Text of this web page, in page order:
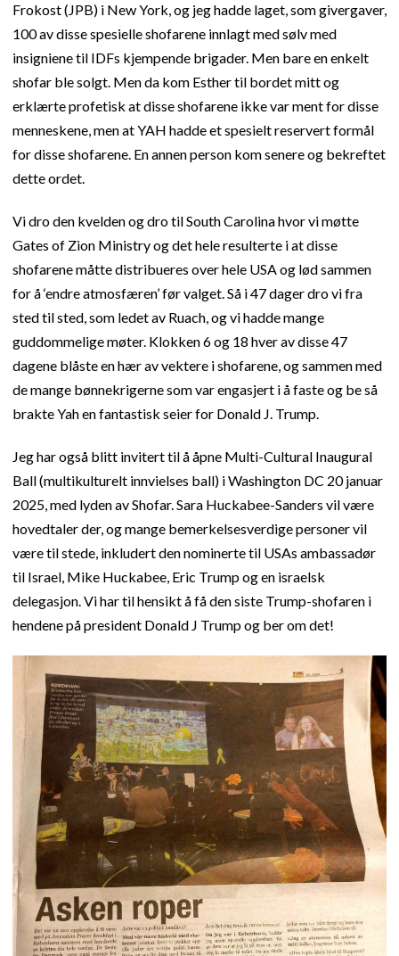
Frokost (JPB) i New York, og jeg hadde laget, som givergaver,
100 av disse spesielle shofarene innlagt med sølv med
insigniene til IDFs kjempende brigader. Men bare en enkelt
shofar ble solgt. Men da kom Esther til bordet mitt og
erklærte profetisk at disse shofarene ikke var ment for disse
menneskene, men at YAH hadde et spesielt reservert formål
for disse shofarene. En annen person kom senere og bekreftet
dette ordet.
Vi dro den kvelden og dro til South Carolina hvor vi møtte
Gates of Zion Ministry og det hele resulterte i at disse
shofarene måtte distribueres over hele USA og lød sammen
for å ‘endre atmosfæren’ før valget. Så i 47 dager dro vi fra
sted til sted, som ledet av Ruach, og vi hadde mange
guddommelige møter. Klokken 6 og 18 hver av disse 47
dagene blåste en hær av vektere i shofarene, og sammen med
de mange bønnekrigerne som var engasjert i å faste og be så
brakte Yah en fantastisk seier for Donald J. Trump.
Jeg har også blitt invitert til å åpne Multi-Cultural Inaugural
Ball (multikulturelt innvielses ball) i Washington DC 20 januar
2025, med lyden av Shofar. Sara Huckabee-Sanders vil være
hovedtaler der, og mange bemerkelsesverdige personer vil
være til stede, inkludert den nominerte til USAs ambassadør
til Israel, Mike Huckabee, Eric Trump og en israelsk
delegasjon. Vi har til hensikt å få den siste Trump-shofaren i
hendene på president Donald J Trump og ber om det!